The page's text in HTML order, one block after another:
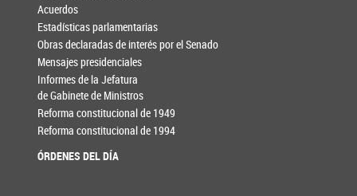
Acuerdos
Estadísticas parlamentarias
Obras declaradas de interés por el Senado
Mensajes presidenciales
Informes de la Jefatura
de Gabinete de Ministros
Reforma constitucional de 1949
Reforma constitucional de 1994
ÓRDENES DEL DÍA